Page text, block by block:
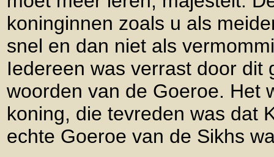
koninginnen zoals u als
snel en dan niet als
Iedereen was verrast door dit
woorden van de Goeroe. Het
koning, die tevreden was dat
echte Goeroe van de Sikhs